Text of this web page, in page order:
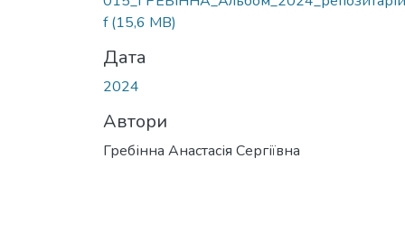
f(15,6 MB)
Дата
2024
Автори
Гребінна Анастасія Сергіївна